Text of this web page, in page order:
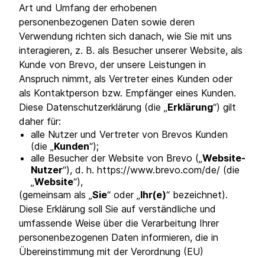
Art und Umfang der erhobenen
personenbezogenen Daten sowie deren
Verwendung richten sich danach, wie Sie mit uns
interagieren, z. B. als Besucher unserer Website, als
Kunde von Brevo, der unsere Leistungen in
Anspruch nimmt, als Vertreter eines Kunden oder
als Kontaktperson bzw. Empfänger eines Kunden.
Diese Datenschutzerklärung (die „Erklärung“) gilt
daher für:
alle Nutzer und Vertreter von Brevos Kunden
(die „Kunden“);
alle Besucher der Website von Brevo („Website-
Nutzer“), d. h. https://www.brevo.com/de/ (die
„Website“),
(gemeinsam als „Sie“ oder „Ihr(e)“ bezeichnet).
Diese Erklärung soll Sie auf verständliche und
umfassende Weise über die Verarbeitung Ihrer
personenbezogenen Daten informieren, die in
Übereinstimmung mit der Verordnung (EU)